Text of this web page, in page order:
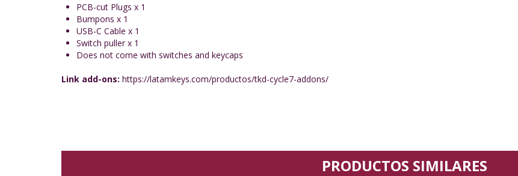
PCB-cut Plugs x 1
Bumpons x 1
USB-C Cable x 1
Switch puller x 1
Does not come with switches and keycaps
Link add-ons: https://latamkeys.com/productos/tkd-cycle7-addons/
PRODUCTOS SIMILARES